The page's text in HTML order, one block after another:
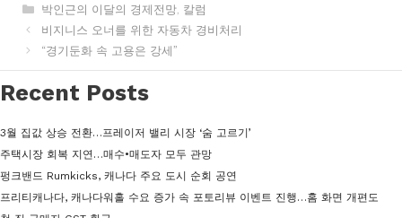
카
테
고
리
박인근의 이달의 경제전망, 칼럼
비지니스 오너를 위한 자동차 경비처리
“경기둔화 속 고용은 강세”
Recent Posts
3월 집값 상승 전환…프레이저 밸리 시장 ‘숨 고르기’
주택시장 회복 지연…매수•매도자 모두 관망
펑크밴드 Rumkicks, 캐나다 주요 도시 순회 공연
프리티캐나다, 캐나다워홀 수요 증가 속 포토리뷰 이벤트 진행…홈 화면 개편도